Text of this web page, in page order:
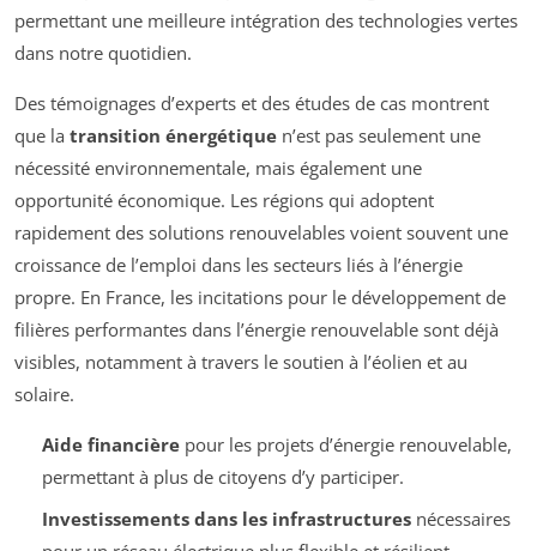
permettant une meilleure intégration des technologies vertes
dans notre quotidien.
Des témoignages d’experts et des études de cas montrent
que la transition énergétique n’est pas seulement une
nécessité environnementale, mais également une
opportunité économique. Les régions qui adoptent
rapidement des solutions renouvelables voient souvent une
croissance de l’emploi dans les secteurs liés à l’énergie
propre. En France, les incitations pour le développement de
filières performantes dans l’énergie renouvelable sont déjà
visibles, notamment à travers le soutien à l’éolien et au
solaire.
Aide financièrepour les projets d’énergie renouvelable,
permettant à plus de citoyens d’y participer.
Investissements dans les infrastructuresnécessaires